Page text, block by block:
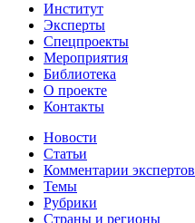
Институт
Эксперты
Спецпроекты
Мероприятия
Библиотека
О проекте
Контакты
Новости
Статьи
Комментарии экспертов
Темы
Рубрики
Страны и регионы